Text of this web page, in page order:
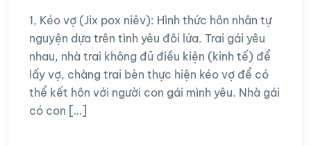
1, Kéo vợ (Jix pox niêv): Hình thức hôn nhân tự
nguyện dựa trên tình yêu đôi lứa. Trai gái yêu
nhau, nhà trai không đủ điều kiện (kinh tế) để
lấy vợ, chàng trai bèn thực hiện kéo vợ để có
thể kết hôn với người con gái mình yêu. Nhà gái
có con […]